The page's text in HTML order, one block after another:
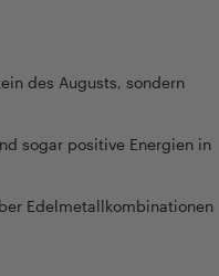
des Augusts, sondern
sogar positive Energien in
Edelmetallkombinationen